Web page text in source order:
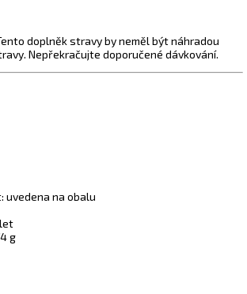
doplněk stravy by neměl být náhradou
Nepřekračujte doporučené dávkování.
uvedena na obalu
g